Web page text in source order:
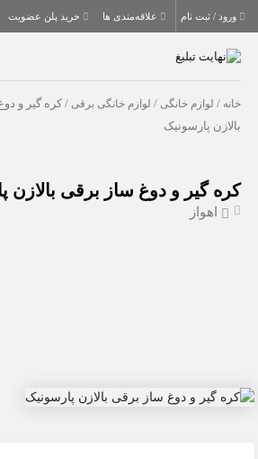
ورود / ثبت نام علاقه‌مندی ها خرید پلن عضویت
خانه / لوازم خانگی / لوازم خانگی برقی / کره گیر و
بالازن پارسونیک
کره گیر و دوغ ساز برقی بالازن
اهواز